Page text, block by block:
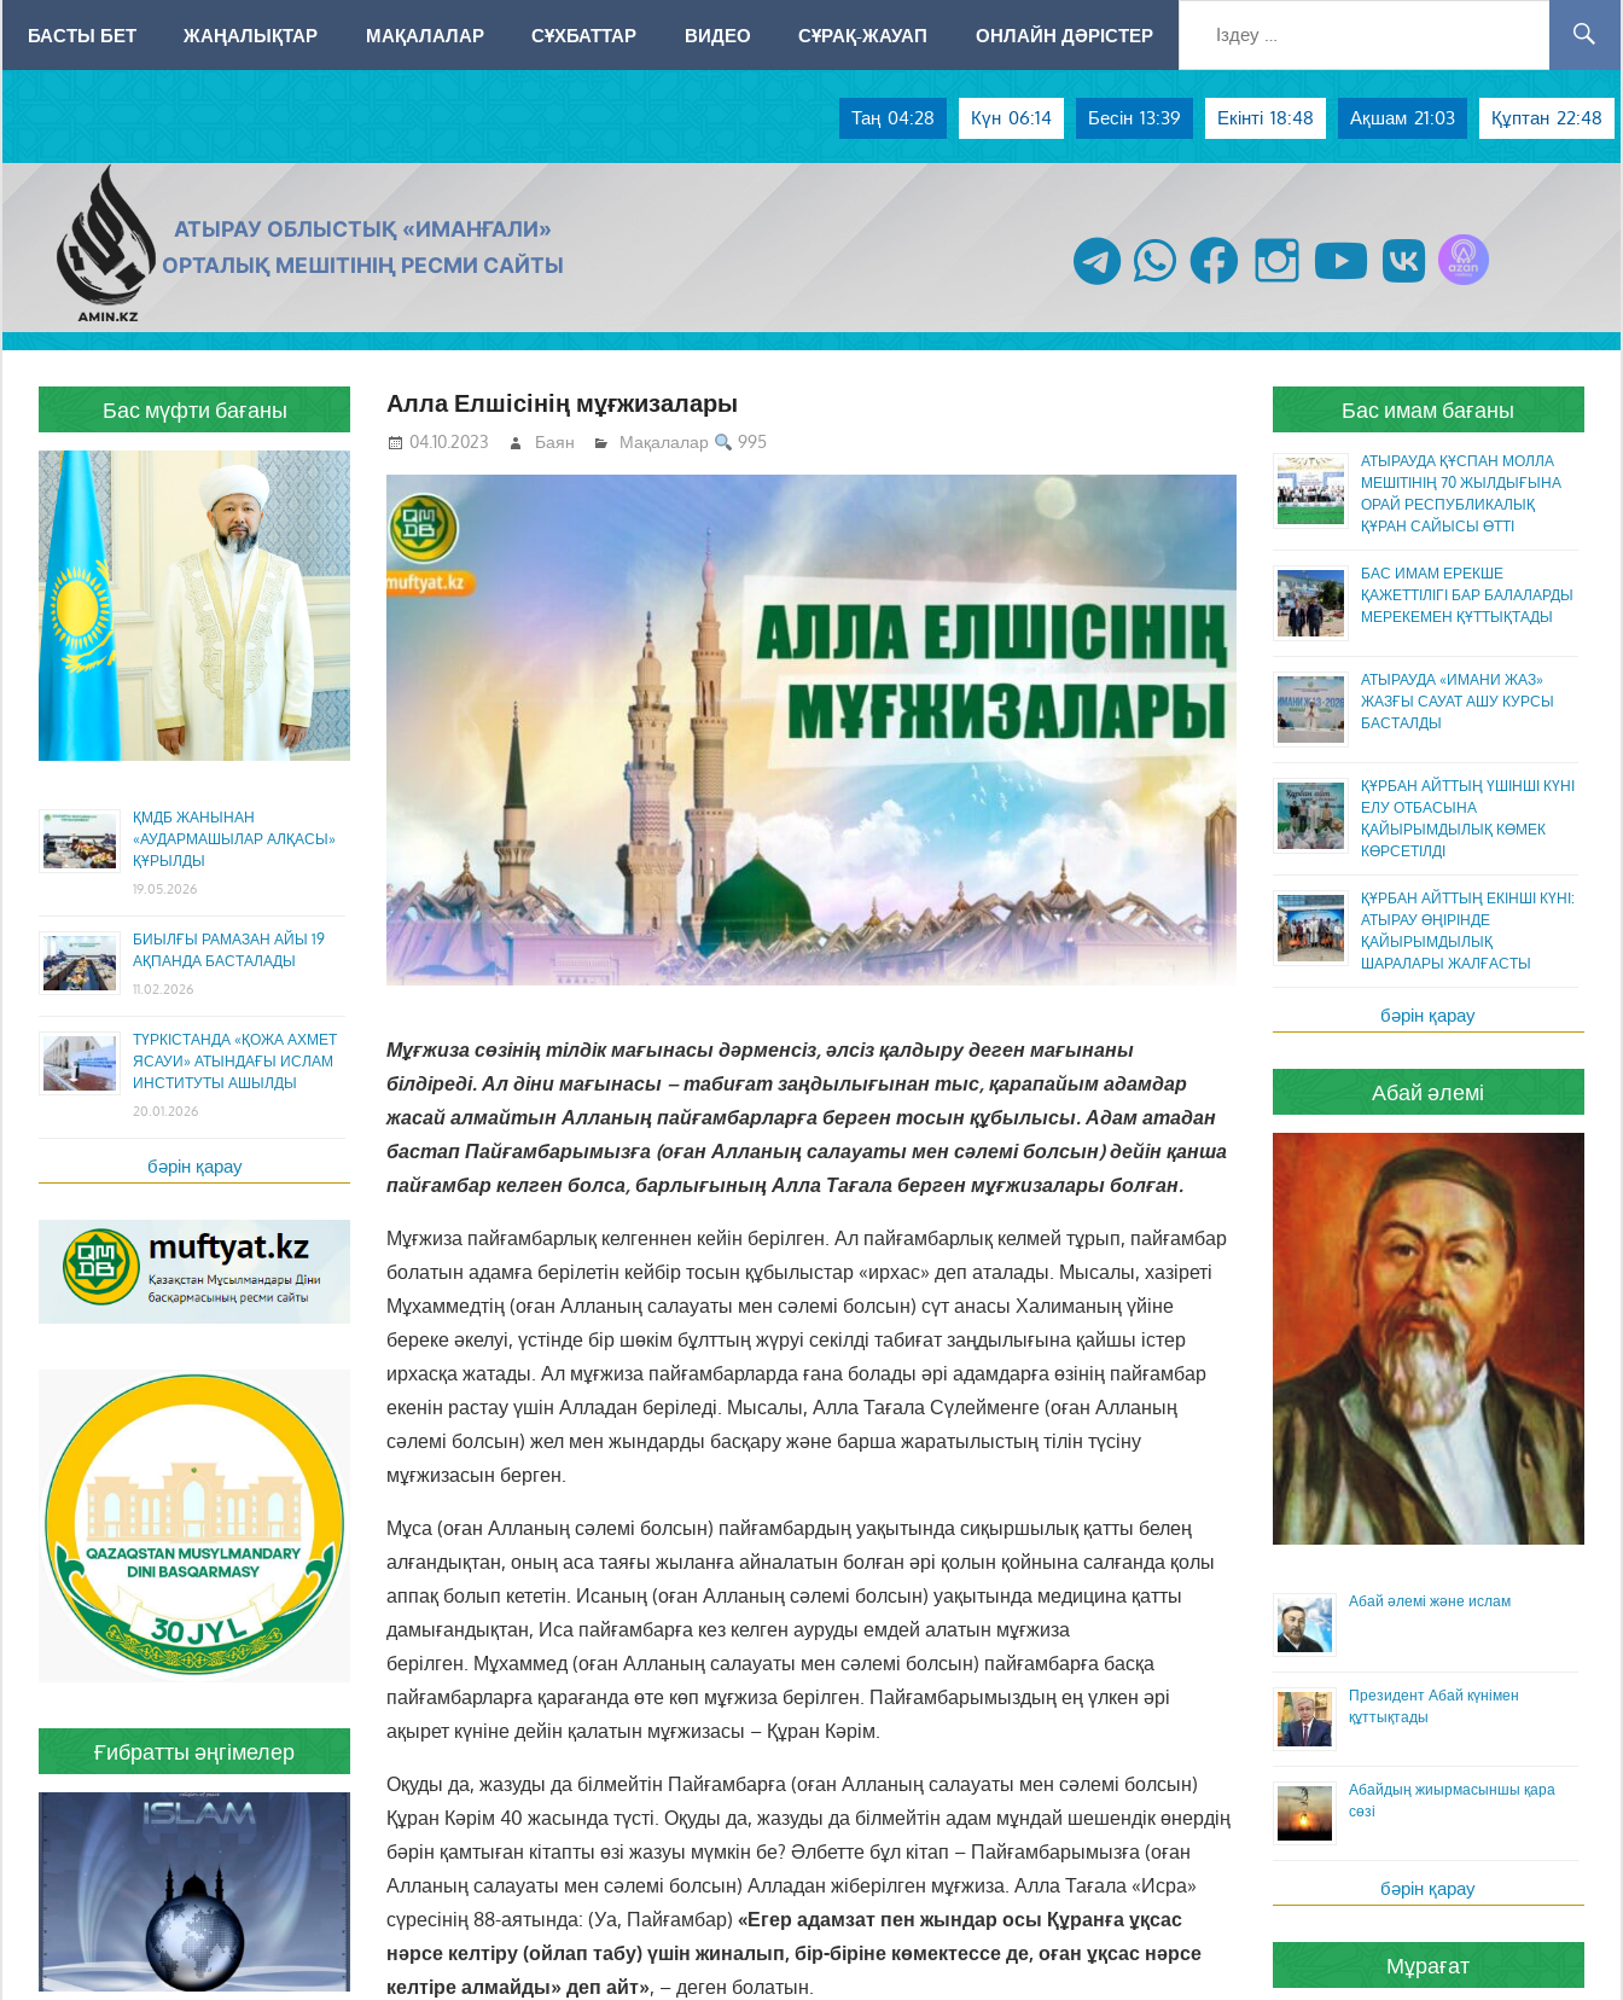
content
БАСТЫ БЕТ ЖАҢАЛЫҚТАР МАҚАЛАЛАР СҰХБАТТАР ВИДЕО СҰРАҚ-ЖАУАП ОНЛАЙН ДӘРІСТЕР
Таң 04:28 Күн 06:14 Бесін 13:39 Екінті 18:48 Ақшам 21:03 Құптан 22:48
AMIN.KZ
АТЫРАУ ОБЛЫСТЫҚ «ИМАНҒАЛИ»
ОРТАЛЫҚ МЕШІТІНІҢ РЕСМИ САЙТЫ
telegram whatsapp facebook instagram youtubevk
Алла Елшісінің мұғжизалары
04.10.2023 Баян Мақалалар 995
Мұғжиза сөзінің тілдік мағынасы дәрменсіз, әлсіз қалдыру деген мағынаны
білдіреді. Ал діни мағынасы – табиғат заңдылығынан тыс, қарапайым адамдар
жасай алмайтын Алланың пайғамбарларға берген тосын құбылысы. Адам атадан
бастап Пайғамбарымызға (оған Алланың салауаты мен сәлемі болсын) дейін қанша
пайғамбар келген болса, барлығының Алла Тағала берген мұғжизалары болған.
Мұғжиза пайғамбарлық келгеннен кейін берілген. Ал пайғамбарлық келмей тұрып, пайғамбар
болатын адамға берілетін кейбір тосын құбылыстар «ирхас» деп аталады. Мысалы, хазіреті
Мұхаммедтің (оған Алланың салауаты мен сәлемі болсын) сүт анасы Халиманың үйіне
береке әкелуі, үстінде бір шөкім бұлттың жүруі секілді табиғат заңдылығына қайшы істер
ирхасқа жатады. Ал мұғжиза пайғамбарларда ғана болады әрі адамдарға өзінің пайғамбар
екенін растау үшін Алладан беріледі. Мысалы, Алла Тағала Сүлейменге (оған Алланың
сәлемі болсын) жел мен жындарды басқару және барша жаратылыстың тілін түсіну
мұғжизасын берген.
Мұса (оған Алланың сәлемі болсын) пайғамбардың уақытында сиқыршылық қатты белең
алғандықтан, оның аса таяғы жыланға айналатын болған әрі қолын қойнына салғанда қолы
аппақ болып кететін. Исаның (оған Алланың сәлемі болсын) уақытында медицина қатты
дамығандықтан, Иса пайғамбарға кез келген ауруды емдей алатын мұғжиза
берілген. Мұхаммед (оған Алланың салауаты мен сәлемі болсын) пайғамбарға басқа
пайғамбарларға қарағанда өте көп мұғжиза берілген. Пайғамбарымыздың ең үлкен әрі
ақырет күніне дейін қалатын мұғжизасы – Құран Кәрім.
Оқуды да, жазуды да білмейтін Пайғамбарға (оған Алланың салауаты мен сәлемі болсын)
Құран Кәрім 40 жасында түсті. Оқуды да, жазуды да білмейтін адам мұндай шешендік өнердің
бәрін қамтыған кітапты өзі жазуы мүмкін бе? Әлбетте бұл кітап – Пайғамбарымызға (оған
Алланың салауаты мен сәлемі болсын) Алладан жіберілген мұғжиза. Алла Тағала «Исра»
сүресінің 88-аятында: (Уа, Пайғамбар)«Егерадамзат пен жындар осы Құранға ұқсас
нәрсе келтіру (ойлап табу) үшін жиналып, бір-біріне көмектессе де,оған ұқсас нәрсе
келтіре алмайды» деп айт», – деген болатын.
Бас мүфти бағаны
ҚМДБ ЖАНЫНАН
«АУДАРМАШЫЛАР АЛҚАСЫ»
ҚҰРЫЛДЫ
19.05.2026
БИЫЛҒЫ РАМАЗАН АЙЫ 19
АҚПАНДА БАСТАЛАДЫ
11.02.2026
ТҮРКІСТАНДА «ҚОЖА АХМЕТ
ЯСАУИ» АТЫНДАҒЫ ИСЛАМ
ИНСТИТУТЫ АШЫЛДЫ
20.01.2026
бәрін қарау
Ғибратты әңгімелер
Бас имам бағаны
АТЫРАУДА ҚҰСПАН МОЛЛА
МЕШІТІНІҢ 70 ЖЫЛДЫҒЫНА
ОРАЙ РЕСПУБЛИКАЛЫҚ
ҚҰРАН САЙЫСЫ ӨТТІ
БАС ИМАМ ЕРЕКШЕ
ҚАЖЕТТІЛІГІ БАР БАЛАЛАРДЫ
МЕРЕКЕМЕН ҚҰТТЫҚТАДЫ
АТЫРАУДА «ИМАНИ ЖАЗ»
ЖАЗҒЫ САУАТ АШУ КУРСЫ
БАСТАЛДЫ
ҚҰРБАН АЙТТЫҢ ҮШІНШІ КҮНІ
ЕЛУ ОТБАСЫНА
ҚАЙЫРЫМДЫЛЫҚ КӨМЕК
КӨРСЕТІЛДІ
ҚҰРБАН АЙТТЫҢ ЕКІНШІ КҮНІ:
АТЫРАУ ӨҢІРІНДЕ
ҚАЙЫРЫМДЫЛЫҚ
ШАРАЛАРЫ ЖАЛҒАСТЫ
бәрін қарау
Абай әлемі
Абай әлемі және ислам
Президент Абай күнімен
құттықтады
Абайдың жиырмасыншы қара
сөзі
бәрін қарау
Мұрағат